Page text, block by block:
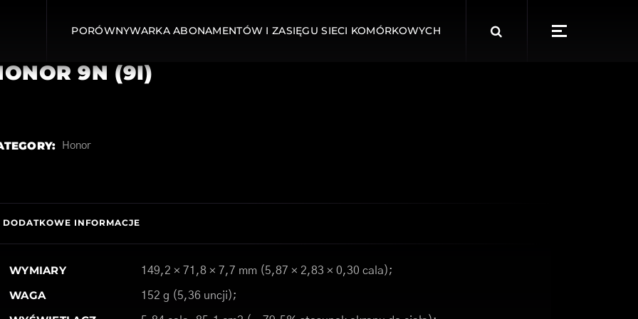
PORÓWNYWARKA ABONAMENTÓW I ZASIĘGU SIECI KOMÓRKOWYCH
for:
9N (9I)
Honor
DODATKOWE INFORMACJE
WYMIARY 149,2 × 71,8 × 7,7 mm (5,87 × 2,83 × 0,30 cala);
WAGA 152 g (5,36 uncji);